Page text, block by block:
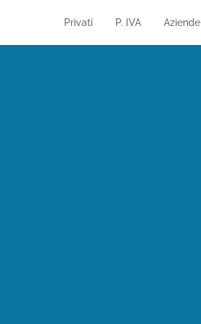
Privati P. IVA Aziende